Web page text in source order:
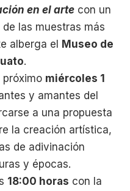
en el arte con un
las muestras más
alberga el Museo de
.
próximo miércoles 1
y amantes del
a una propuesta
la creación artística,
de adivinación
y épocas.
18:00 horas con la